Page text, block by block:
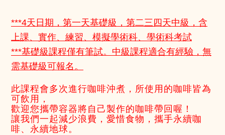
***4天日期，第一天基礎級，第二三四天中級，含
上課、實作、練習、模擬學術科、學術科考試
***基礎級課程僅有筆試。中級課程適合有經驗 ， 無
需基礎級可報名。
此課程會多次進行咖啡沖煮，所使用的咖啡皆為
可飲用，
歡迎您攜帶容器將自己製作的咖啡帶回喔！
讓我們一起減少浪費，愛惜食物，攜手永續咖
啡、永續地球。